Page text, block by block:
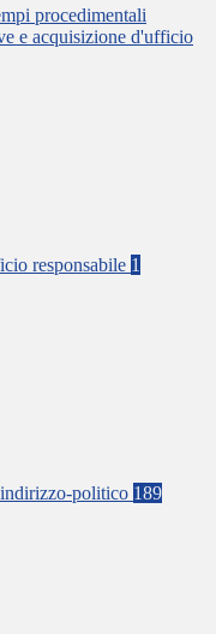
procedimentali
e acquisizione d'ufficio
responsabile 1
politico 189